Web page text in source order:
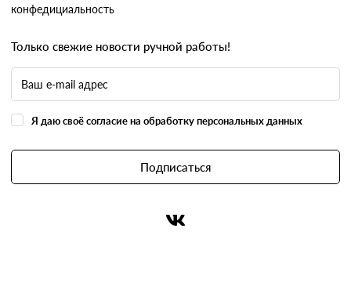
конфедициальность
Только свежие новости ручной работы!
Я даю своё согласие на обработку персональных данных
Подписаться